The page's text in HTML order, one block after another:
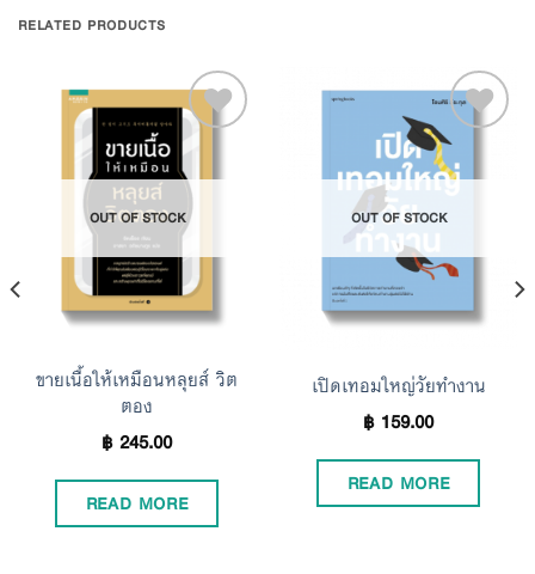
RELATED PRODUCTS
OUT OF STOCK
ขายเนื้อให้เหมือนหลุยส์ วิต
ตอง
฿245.00
READ MORE
OUT OF STOCK
เปิดเทอมใหญ่วัยทำงาน
฿159.00
READ MORE